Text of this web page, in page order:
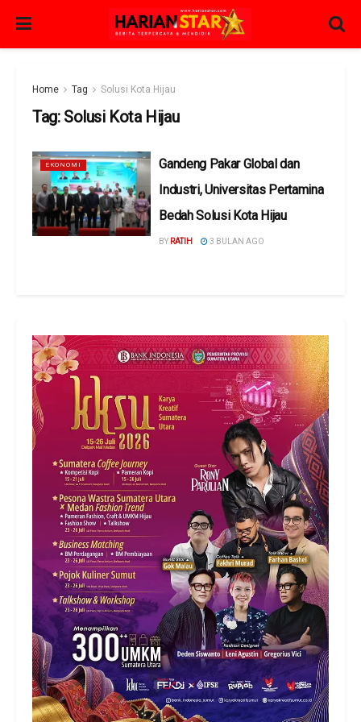
Home Tag Solusi Kota Hijau
Tag: Solusi Kota Hijau
EKONOMI
Gandeng Pakar Global dan
Industri, Universitas Pertamina
Bedah Solusi Kota Hijau
BY RATIH 3 BULAN AGO